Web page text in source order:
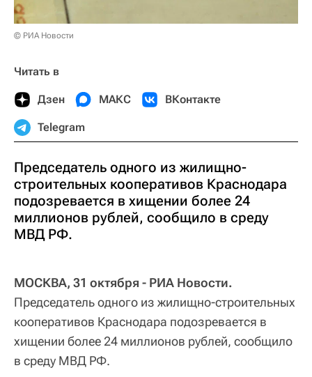
© РИА Новости
Читать в
Дзен МАКС ВКонтакте
Telegram
Председатель одного из жилищно-
строительных кооперативов Краснодара
подозревается в хищении более 24
миллионов рублей, сообщило в среду
МВД РФ.
МОСКВА, 31 октября - РИА Новости.
Председатель одного из жилищно-строительных
кооперативов Краснодара подозревается в
хищении более 24 миллионов рублей, сообщило
в среду МВД РФ.